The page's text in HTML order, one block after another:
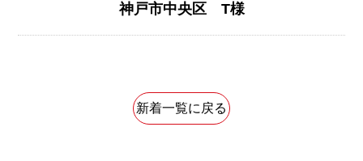
神戸市中央区 T様
新着一覧に戻る